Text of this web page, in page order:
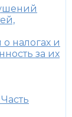
налогах и
за их